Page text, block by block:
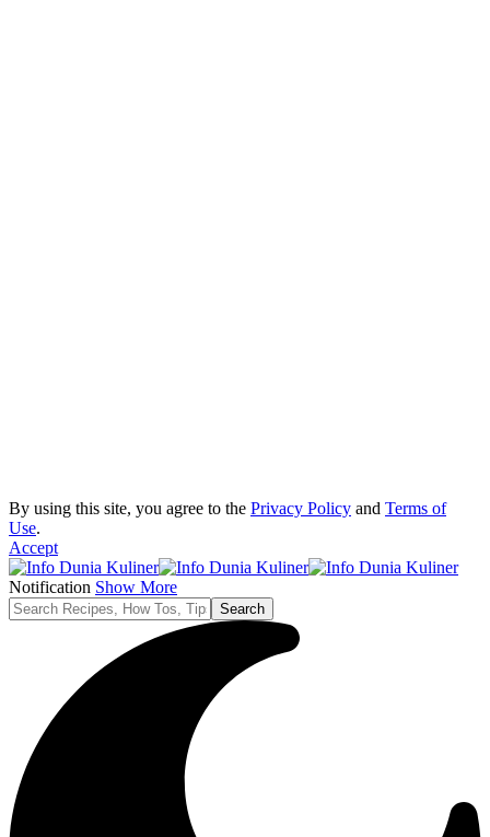
By using this site, you agree to the Privacy Policy and Terms of
Use.
Accept
Notification Show More